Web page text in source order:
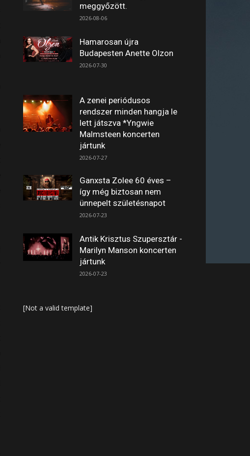
meggyőzött.
2026-08-06
Hamarosan újra
Budapesten Anette Olzon
2026-07-30
A zenei periódusos
rendszer minden hangja le
lett játszva *Yngwie
Malmsteen koncerten
jártunk
2026-07-27
Ganxsta Zolee 60 éves –
így még biztosan nem
ünnepelt születésnapot
2026-07-23
Antik Krisztus Szupersztár -
Marilyn Manson koncerten
jártunk
2026-07-23
[Not a valid template]